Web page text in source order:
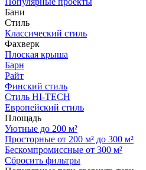
Бани
Стиль
Классический стиль
Фахверк
Плоская крыша
Барн
Райт
Финский стиль
Стиль HI-TECH
Европейский стиль
Площадь
Уютные до 200 м²
Просторные от 200 м² до 300 м²
Бескомпромиссные от 300 м²
Сбросить фильтры